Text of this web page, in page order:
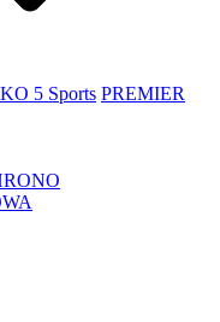
5 Sports PREMIER